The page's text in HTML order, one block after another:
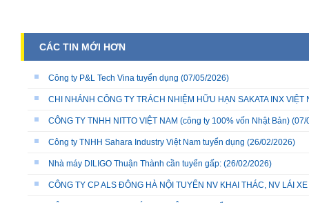
CÁC TIN MỚI HƠN
Công ty P&L Tech Vina tuyển dụng (07/05/2026)
CHI NHÁNH CÔNG TY TRÁCH NHIỆM HỮU HẠN SAKATA INX
CÔNG TY TNHH NITTO VIỆT NAM (công ty 100% vốn Nhật Bản) (07/
Công ty TNHH Sahara Industry Việt Nam tuyển dụng (26/02/2026)
Nhà máy DILIGO Thuận Thành cần tuyển gấp: (26/02/2026)
CÔNG TY CP ALS ĐÔNG HÀ NỘI TUYỂN NV KHAI THÁC, NV LÁI